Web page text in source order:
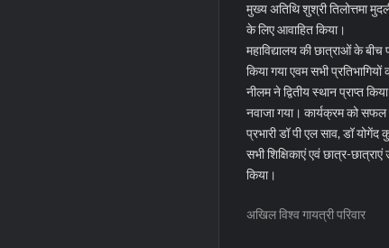
मुख्य अतिथि शुश्री तिलोत्तमा
के लिए आवाहित किया।
महाविद्यालय की छात्राओं के
किया गया एवम सभी
नीलम ने द्वितीय स्थान प्राप्त
नवाजा गया। कार्यक्रम को सफल
प्रभारी डॉ पी एल साव, डॉ
सभी शिक्षिकाएं एवं छात्र-
किया।
अखिल विश्व गायत्री परिवार